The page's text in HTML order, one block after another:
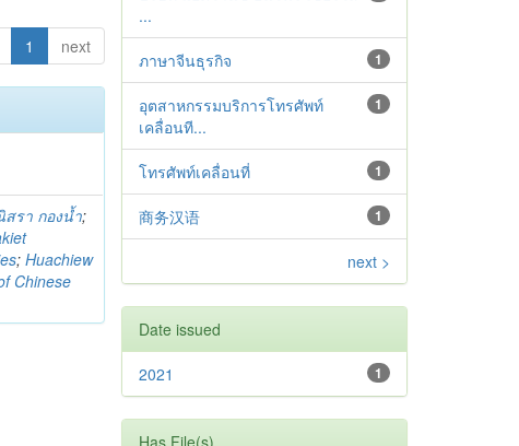
1 next
รา กองน้ำ;
;Huachiew
Chinese
...
1
ภาษาจีนธุรกิจ
1
อุตสาหกรรมบริการโทรศัพท์
เคลื่อนที...
1
โทรศัพท์เคลื่อนที่
1
商务汉语
next >
Date issued
1
2021
Has File(s)